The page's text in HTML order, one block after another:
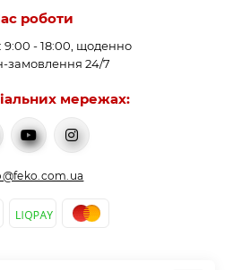
роботи
- 18:00, щоденно
замовлення 24/7
мережах: